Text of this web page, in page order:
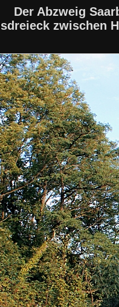
Der Abzweig
zwischen